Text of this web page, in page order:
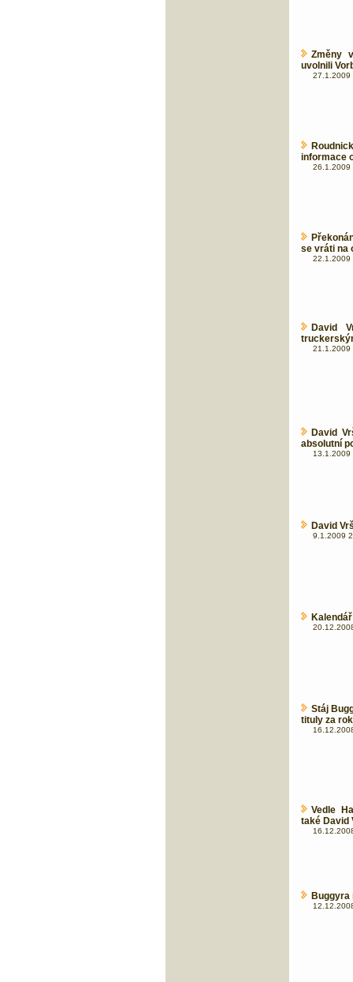
Změny
uvolnili
27.1.2009
informace
26.1.2009
se vráti na
22.1.2009
David
21.1.2009
David
absolutní
13.1.2009
David
9.1.2009
Stáj
tituly za
Vedle
také David
Buggyra